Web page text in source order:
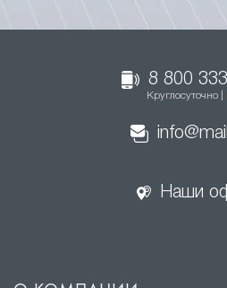
8 800
Круглосуточно
Наши